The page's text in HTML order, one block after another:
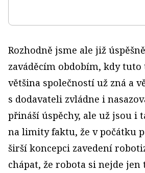
Rozhodně jsme ale již
zaváděcím obdobím, kdy
většina společností už zná a
s dodavateli zvládne i
přináší úspěchy, ale už jsou i
na limity faktu, že v počátku
širší koncepci zavedení
chápat, že robota si nejde jen